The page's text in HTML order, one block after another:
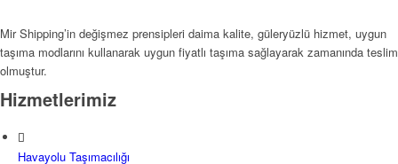
Mir Shipping’in değişmez prensipleri daima kalite, güleryüzlü hizmet, uygun
taşıma modlarını kullanarak uygun fiyatlı taşıma sağlayarak zamanında teslim
olmuştur.
Hizmetlerimiz
Havayolu Taşımacılığı